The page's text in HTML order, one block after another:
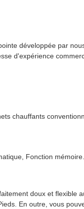
développée par
d'expérience
chauffants
Fonction mémoire.
doux et
En outre, vous